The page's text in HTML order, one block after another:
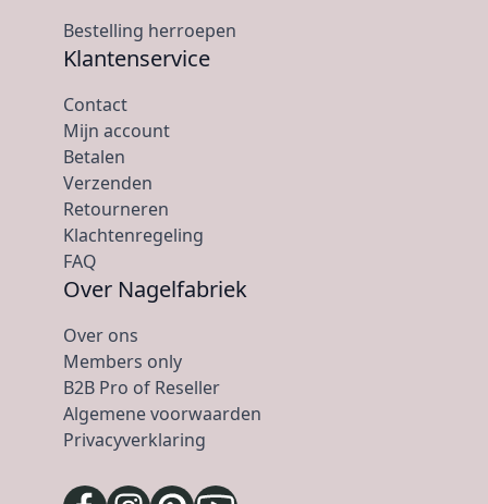
Bestelling herroepen
Klantenservice
Contact
Mijn account
Betalen
Verzenden
Retourneren
Klachtenregeling
FAQ
Over Nagelfabriek
Over ons
Members only
B2B Pro of Reseller
Algemene voorwaarden
Privacyverklaring